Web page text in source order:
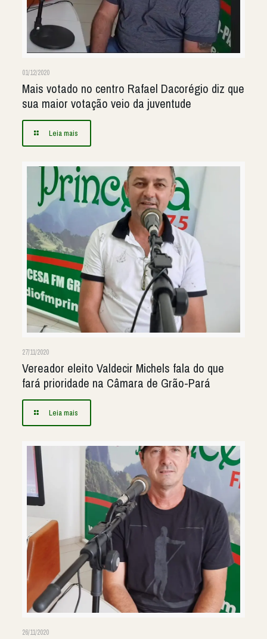
01/12/2020
Mais votado no centro Rafael Dacorégio diz que
sua maior votação veio da juventude
Leia mais
27/11/2020
Vereador eleito Valdecir Michels fala do que
fará prioridade na Câmara de Grão-Pará
Leia mais
26/11/2020